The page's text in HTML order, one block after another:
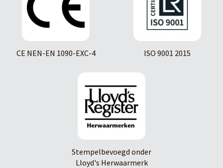
CE NEN-EN 1090-EXC-4 ISO 9001 2015
Stempelbevoegd onder
Lloyd's Herwaarmerk